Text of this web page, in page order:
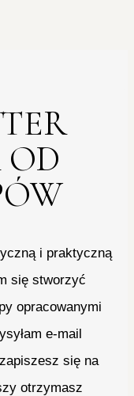
i praktyczną
się stworzyć
opracowanymi
e-mail
się na
otrzymasz